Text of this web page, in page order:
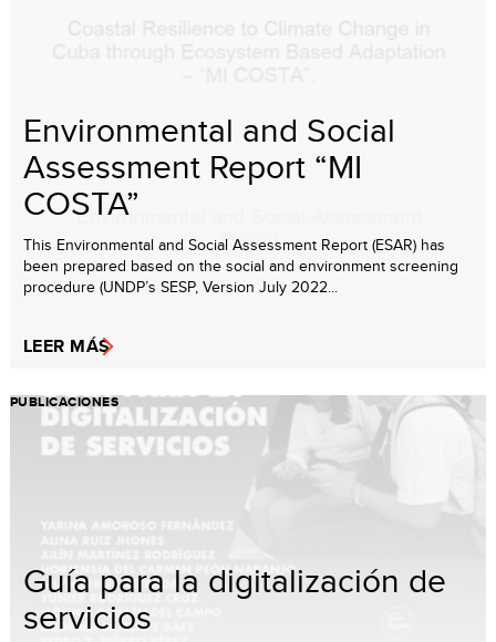
Environmental and Social
Assessment Report “MI
COSTA”
This Environmental and Social Assessment Report (ESAR) has
been prepared based on the social and environment screening
procedure (UNDP’s SESP, Version July 2022...
LEER MÁS
PUBLICACIONES
Guía para la digitalización de
servicios